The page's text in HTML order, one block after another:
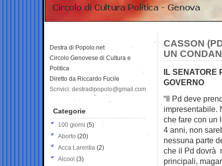
CASSON
UN
IL SENATORE
GOVERNO
“Il Pd deve
impresentabile.
che fare con un
4 anni, non
nessuna parte
che il Pd dovrà
principali,
Destra di Popolo.net
Circolo Genovese di Cultura e
Politica
Diretto da Riccardo Fucile
Scrivici: destradipopolo@gmail.com
Categorie
100 giorni (5)
Aborto (20)
Acca Larentia (2)
Alcool (3)